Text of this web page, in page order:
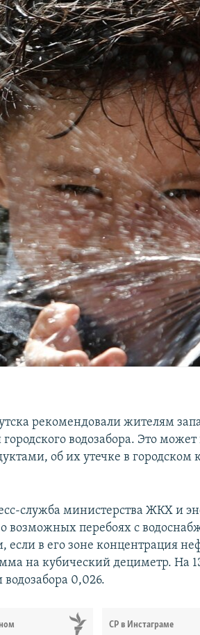
рекомендовали жителям
городского водозабора. Это
об их утечке в городском
служба министерства ЖКХ и
о возможных перебоях с
если в его зоне концентрация
на кубический дециметр. На
водозабора 0,026.
СР в Инстаграме